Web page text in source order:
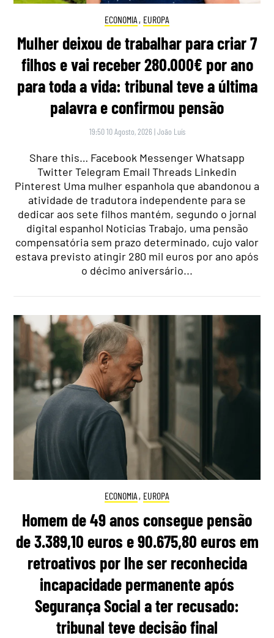
ECONOMIA , EUROPA
Mulher deixou de trabalhar para criar 7
filhos e vai receber 280.000€ por ano
para toda a vida: tribunal teve a última
palavra e confirmou pensão
19:50 10 Agosto, 2026 |João Luís
Share this… Facebook Messenger Whatsapp
Twitter Telegram Email Threads Linkedin
Pinterest Uma mulher espanhola que abandonou a
atividade de tradutora independente para se
dedicar aos sete filhos mantém, segundo o jornal
digital espanhol Noticias Trabajo, uma pensão
compensatória sem prazo determinado, cujo valor
estava previsto atingir 280 mil euros por ano após
o décimo aniversário...
ECONOMIA , EUROPA
Homem de 49 anos consegue pensão
de 3.389,10 euros e 90.675,80 euros em
retroativos por lhe ser reconhecida
incapacidade permanente após
Segurança Social a ter recusado:
tribunal teve decisão final